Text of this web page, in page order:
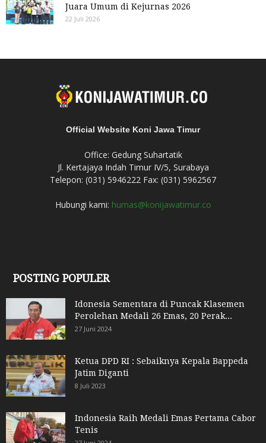
Juara Umum di Kejurnas 2026
22 Juli 2026
Official Website Koni Jawa Timur
Office: Gedung Suhartatik
Jl. Kertajaya Indah Timur IV/5, Surabaya
Telepon: (031) 5946222 Fax: (031) 5962567
Hubungi kami: humas@konijawatimur.co
POSTING POPULER
Idonesia Sementara di Puncak Klasemen
Perolehan Medali 26 Emas, 20 Perak...
27 Juni 2024
Ketua DPD RI : Sebaiknya Kepala Bappeda
Jatim Diganti
8 Juli 2023
Indonesia Raih Medali Emas Pertama Cabor
Tenis